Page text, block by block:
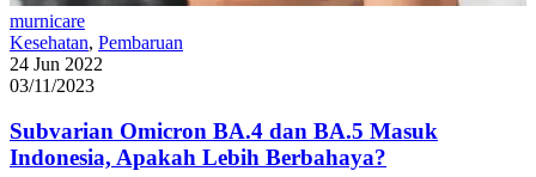
murnicare
Kesehatan, Pembaruan
24 Jun 2022
03/11/2023
Subvarian Omicron BA.4 dan BA.5 Masuk
Indonesia, Apakah Lebih Berbahaya?